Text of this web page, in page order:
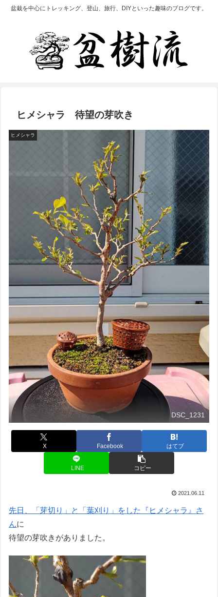
盆栽を中心にトレッキング、登山、旅行、DIYといった趣味のブログです。
ヒメシャラ 待望の芽吹き
ヒメシャラ
DSC_1231
X Facebook はてブ
LINE コピー
2021.06.11
先日、「芽切り」と「葉刈り」をした『ヒメシャラ』さ
んに
待望の芽吹きがありました。